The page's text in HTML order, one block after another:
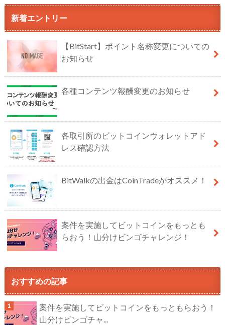
新着エントリー
【BitStart】ポイント名称変更についての
お知らせ
各種コンテンツ報酬変更のお知らせ
各取引所のビットコインウォレットアド
レス確認方法
BitWalkの出金はCoinTradeがオススメ！
案件を実施してビットコインをもっとも
らおう！山分けビンゴチャレンジ！
おすすめの記事
案件を実施してビットコインをもっともらおう！
山分けビンゴチャ...